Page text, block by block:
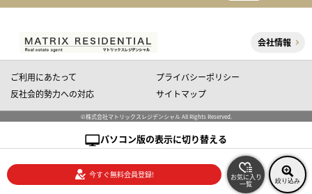
会社情報
ご利用にあたって
プライバシーポリシー
反社会的勢力への対応
サイトマップ
©株式会社マトリックスレジデンシャル All Rights Reserved.
パソコン版の表示に切り替える
今すぐ無料会員登録! お気に入り
一覧 絞り込み